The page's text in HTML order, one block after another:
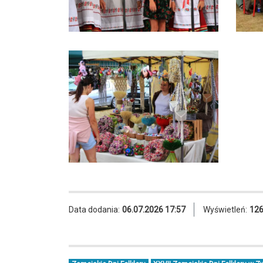
Data dodania: 06.07.2026 17:57 Wyświetleń: 126